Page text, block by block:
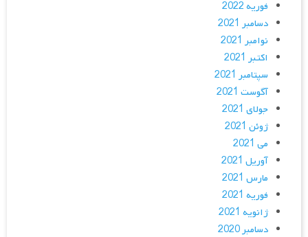
فوریه 2022
دسامبر 2021
نوامبر 2021
اکتبر 2021
سپتامبر 2021
آگوست 2021
جولای 2021
ژوئن 2021
می 2021
آوریل 2021
مارس 2021
فوریه 2021
ژانویه 2021
دسامبر 2020